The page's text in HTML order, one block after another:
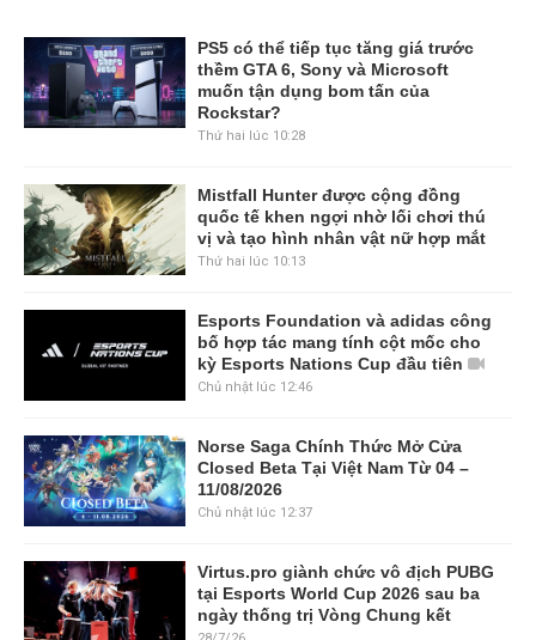
PS5 có thể tiếp tục tăng giá trước
thềm GTA 6, Sony và Microsoft
muốn tận dụng bom tấn của
Rockstar?
Thứ hai lúc 10:28
Mistfall Hunter được cộng đồng
quốc tế khen ngợi nhờ lối chơi thú
vị và tạo hình nhân vật nữ hợp mắt
Thứ hai lúc 10:13
Esports Foundation và adidas công
bố hợp tác mang tính cột mốc cho
kỳ Esports Nations Cup đầu tiên
Chủ nhật lúc 12:46
Norse Saga Chính Thức Mở Cửa
Closed Beta Tại Việt Nam Từ 04 –
11/08/2026
Chủ nhật lúc 12:37
Virtus.pro giành chức vô địch PUBG
tại Esports World Cup 2026 sau ba
ngày thống trị Vòng Chung kết